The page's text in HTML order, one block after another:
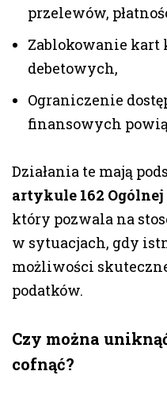
przelewów,
Zablokowanie
debetowych,
Ograniczenie
finansowych
Działania te mają
artykule 162
który pozwala na
w sytuacjach, gdy
możliwości
podatków.
Czy można
cofnąć?